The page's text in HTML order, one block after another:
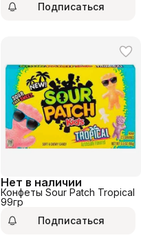
Подписаться
Нет в наличии
Конфеты Sour Patch Tropical
99гр
Подписаться